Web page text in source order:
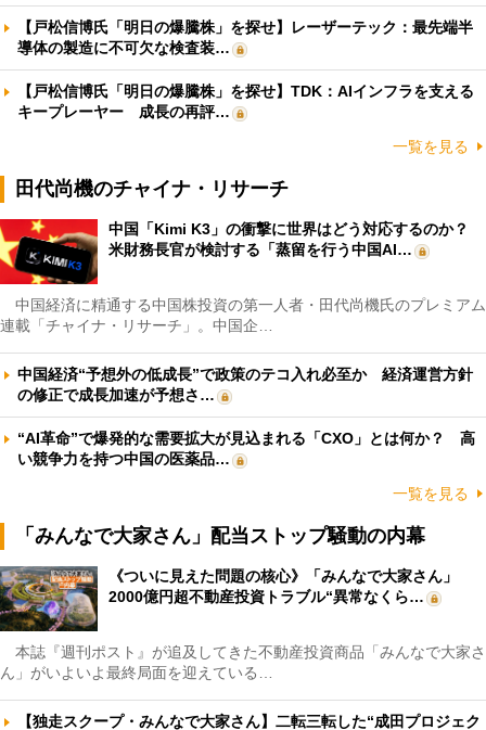
【戸松信博氏「明日の爆騰株」を探せ】レーザーテック：最先端半
導体の製造に不可欠な検査装…
【戸松信博氏「明日の爆騰株」を探せ】TDK：AIインフラを支える
キープレーヤー 成長の再評…
一覧を見る
田代尚機のチャイナ・リサーチ
中国「Kimi K3」の衝撃に世界はどう対応するのか？
米財務長官が検討する「蒸留を行う中国AI…
中国経済に精通する中国株投資の第一人者・田代尚機氏のプレミアム
連載「チャイナ・リサーチ」。中国企…
中国経済“予想外の低成長”で政策のテコ入れ必至か 経済運営方針
の修正で成長加速が予想さ…
“AI革命”で爆発的な需要拡大が見込まれる「CXO」とは何か？ 高
い競争力を持つ中国の医薬品…
一覧を見る
「みんなで大家さん」配当ストップ騒動の内幕
《ついに見えた問題の核心》「みんなで大家さん」
2000億円超不動産投資トラブル“異常なくら…
本誌『週刊ポスト』が追及してきた不動産投資商品「みんなで大家さ
ん」がいよいよ最終局面を迎えている…
【独走スクープ・みんなで大家さん】二転三転した“成田プロジェク